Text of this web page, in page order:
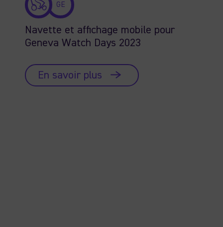
GE
Navette et affichage mobile pour
Geneva Watch Days 2023
En savoir plus